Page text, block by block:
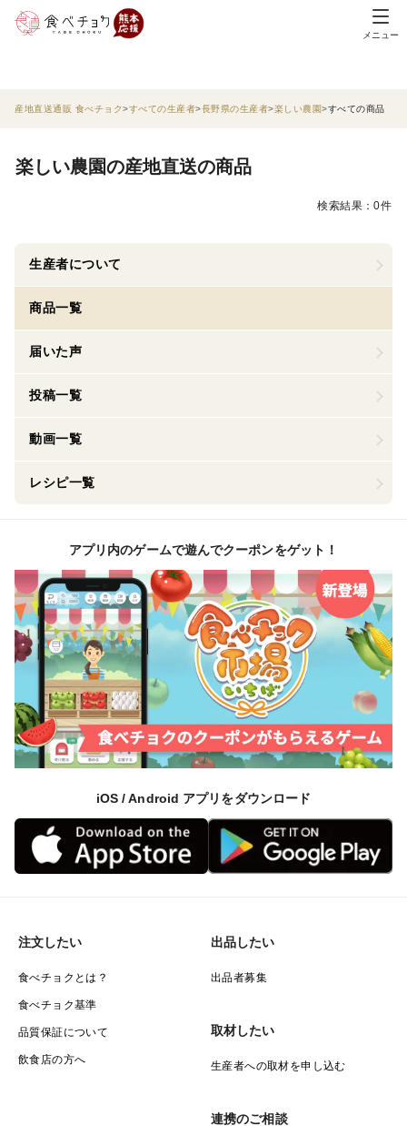
メニュー
産地直送通販 食べチョク すべての生産者 長野県の生産者 楽しい農園 すべての商品
楽しい農園の産地直送の商品
検索結果：0件
生産者について
商品一覧
届いた声
投稿一覧
動画一覧
レシピ一覧
アプリ内のゲームで遊んでクーポンをゲット！
iOS / Android アプリをダウンロード
注文したい
食べチョクとは？
食べチョク基準
品質保証について
飲食店の方へ
出品したい
出品者募集
取材したい
生産者への取材を申し込む
連携のご相談